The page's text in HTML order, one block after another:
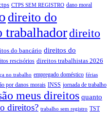
CTPS SEM REGISTRO dano moral
direito do
trabalhadordireito
do bancário direitos do
rescisórios direitos trabalhistas 2026
no trabalho empregado doméstico férias
por danos morais INSS jornada de trabalho
meus direitos quanto
direitos? trabalho sem registro TST